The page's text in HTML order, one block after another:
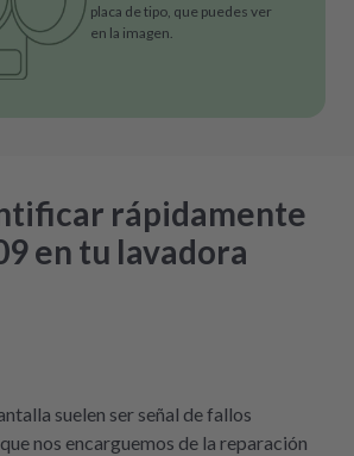
placa de tipo, que puedes ver
en la imagen.
rápidamente
en tu lavadora
suelen ser señal de fallos
nos encarguemos de la reparación